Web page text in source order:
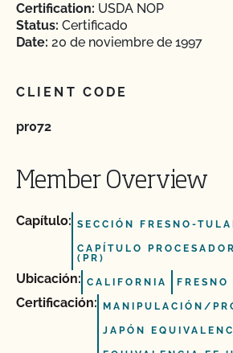
Certification: USDA NOP
Status: Certificado
Date: 20 de noviembre de 1997
CLIENT CODE
pr072
Member Overview
Capítulo: SECCIÓN FRESNO-
CAPÍTULO
(PR)
Ubicación: CALIFORNIA FRESNO
Certificación: MANIPULACIÓN/
JAPÓN